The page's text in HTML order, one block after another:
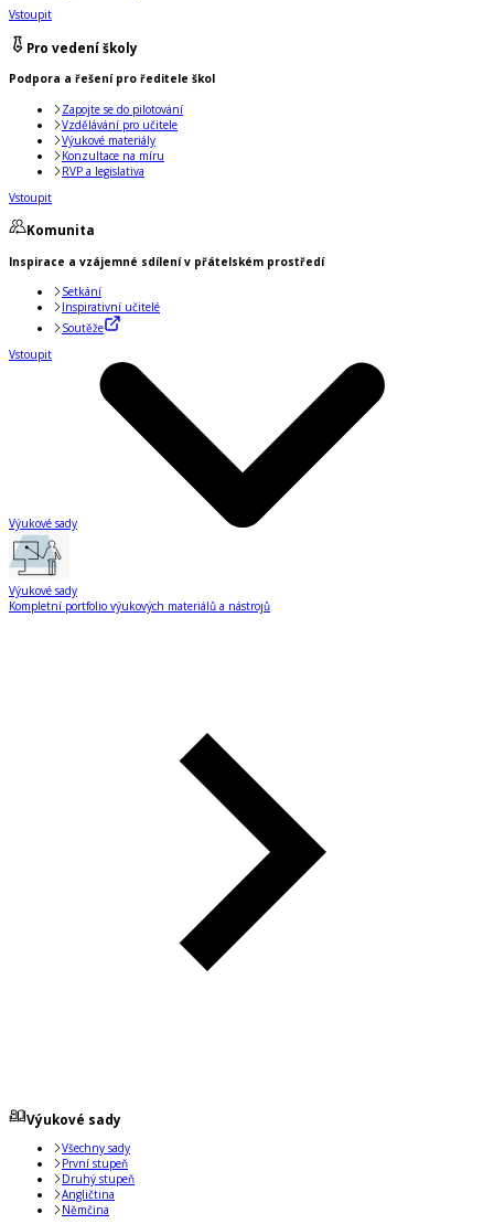
Vstoupit
Pro vedení školy
Podpora a řešení pro ředitele škol
Zapojte se do pilotování
Vzdělávání pro učitele
Výukové materiály
Konzultace na míru
RVP a legislativa
Vstoupit
Komunita
Inspirace a vzájemné sdílení v přátelském prostředí
Setkání
Inspirativní učitelé
Soutěže
Vstoupit
Výukové sady
Výukové sady
Kompletní portfolio výukových materiálů a nástrojů
Výukové sady
Všechny sady
První stupeň
Druhý stupeň
Angličtina
Němčina